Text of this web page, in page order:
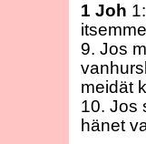
1 Joh
9. Jos
meidät
10. Jos
hänet